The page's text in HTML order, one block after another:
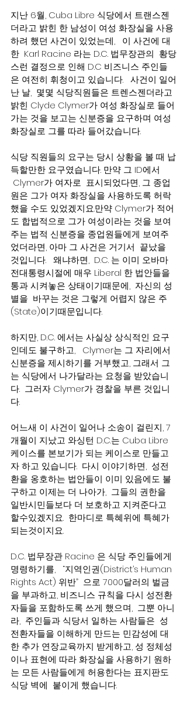
지난 6월, Cuba Libre 식당에서 트랜스젠
더라고 밝힌 한 남성이 여성 화장실을 사용
하려 했던 사건이 있었는데,   이 사건에 대
한  Karl Racine 라는 D.C. 법무장관의  황당
스런 결정으로 인해 D.C 비즈니스 주인들
은 여전히 휘청이고 있습니다.   사건이 일어
난 날,  몇몇 식당직원들은 트렌스젠더라고
밝힌 Clyde Clymer가 여성 화장실로 들어
가는 것을 보고는 신분증을 요구하며 여성
화장실로 그를 따라 들어갔습니다.
식당 직원들의 요구는 당시 상황을 볼 때 납
득할만한 요구였습니다. 만약 그 ID에서
Clymer가 여자로  표시되었다면, 그 종업
원은 그가 여자 화장실을 사용하도록 허락
했을 수도 있었겠지요.만약 Clymer가 적어
도 합법적으로 그가 여성이라는 것을 보여
주는 법적 신분증을 종업원들에게 보여주
었더라면, 아마 그 사건은 거기서  끝났을
것입니다.   왜냐하면,  D.C. 는 이미 오바마
전대통령시절에 매우 Liberal 한 법안들을
통과 시켜놓은 상태이기때문에,  자신의 성
별을  바꾸는 것은 그렇게 어렵지 않은 주
(State)이기때문입니다.
하지만, D.C. 에서는 사실상 상식적인 요구
인데도 불구하고,   Clymer는 그 자리에서
신분증을 제시하기를 거부했고, 그래서 그
는 식당에서 나가달라는 요청을 받았습니
다.  그러자 Clymer가 경찰을 부른 것입니
다.
어느새 이 사건이 일어나 소송이 걸린지, 7
개월이 지났고 와싱턴 D.C.는 Cuba Libre
케이스를 본보기가 되는 케이스로 만들고
자 하고 있습니다.  다시 이야기하면,  성전
환을 옹호하는 법안들이 이미 있음에도 불
구하고 이제는 더 나아가,  그들의 권한을
일반시민들보다 더 보호하고 지켜준다고
할수있겠지요.  한마디로 특혜위에 특혜가
되는것이지요.
D.C. 법무장관 Racine 은 식당 주인들에게
명령하기를,   “지역인권(District’s Human
Rights Act) 위반”  으로 7000달러의 벌금
을 부과하고, 비즈니스 규칙을 다시 성전환
자들을 포함하도록 쓰게 했으며,  그뿐 아니
라,  주인들과 식당서 일하는 사람들은  성
전환자들을 이해하게 만드는 민감성에 대
한 추가 연장교육까지 받게하고, 성 정체성
이나 표현에 따라 화장실을 사용하기 원하
는 모든 사람들에게 허용한다는 표지판도
식당 벽에  붙이게 했습니다.